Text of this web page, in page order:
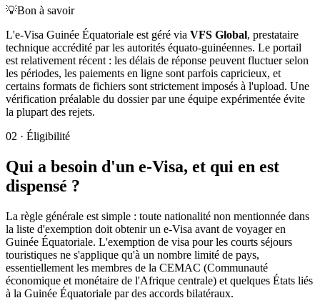
💡Bon à savoir
L'e-Visa Guinée Équatoriale est géré via VFS Global, prestataire
technique accrédité par les autorités équato-guinéennes. Le portail
est relativement récent : les délais de réponse peuvent fluctuer selon
les périodes, les paiements en ligne sont parfois capricieux, et
certains formats de fichiers sont strictement imposés à l'upload. Une
vérification préalable du dossier par une équipe expérimentée évite
la plupart des rejets.
02 · Éligibilité
Qui a besoin d'un e-Visa, et qui en est
dispensé ?
La règle générale est simple : toute nationalité non mentionnée dans
la liste d'exemption doit obtenir un e-Visa avant de voyager en
Guinée Équatoriale. L'exemption de visa pour les courts séjours
touristiques ne s'applique qu'à un nombre limité de pays,
essentiellement les membres de la CEMAC (Communauté
économique et monétaire de l'Afrique centrale) et quelques États liés
à la Guinée Équatoriale par des accords bilatéraux.